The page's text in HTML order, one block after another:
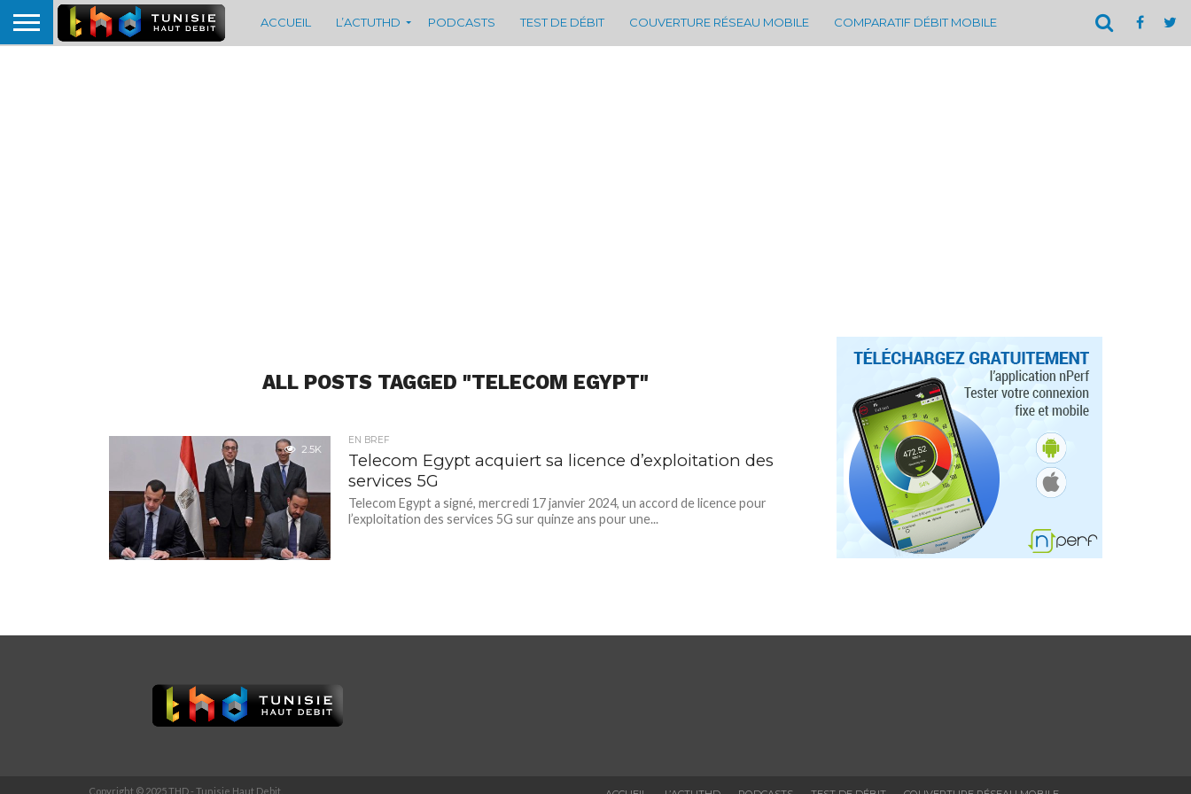
ACCUEIL L’ACTUTHD PODCASTS TEST DE DÉBIT COUVERTURE RÉSEAU MOBILE COMPARATIF DÉBIT MOBILE
ALL POSTS TAGGED "TELECOM EGYPT"
2.5K
EN BREF
Telecom Egypt acquiert sa licence d’exploitation des
services 5G
Telecom Egypt a signé, mercredi 17 janvier 2024, un accord de licence pour
l’exploitation des services 5G sur quinze ans pour une...
Copyright © 2025 THD - Tunisie Haut Debit.